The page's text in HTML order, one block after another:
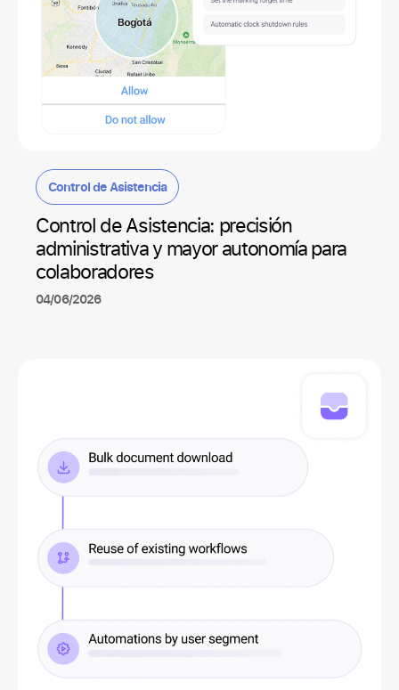
Control de Asistencia
Control de Asistencia: precisión
administrativa y mayor autonomía para
colaboradores
04/06/2026